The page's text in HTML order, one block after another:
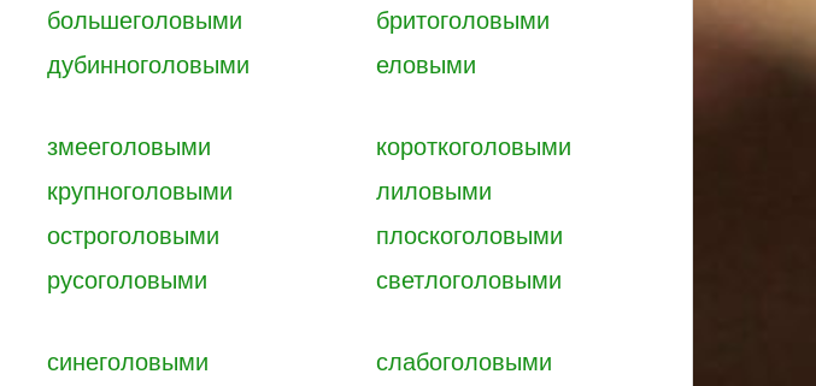
большеголовыми
бритоголовыми
дубинноголовыми еловыми
змееголовыми
короткоголовыми
крупноголовыми
лиловыми
остроголовыми
плоскоголовыми
русоголовыми светлоголовыми
синеголовыми
слабоголовыми